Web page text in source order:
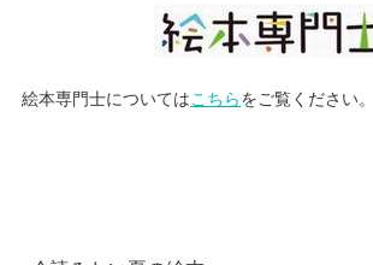
絵本専門士については こちら をご覧ください。